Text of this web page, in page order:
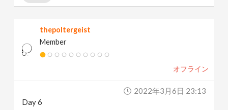
thepoltergeist
Member
オフライン
2022年3月6日 23:13
Day 6